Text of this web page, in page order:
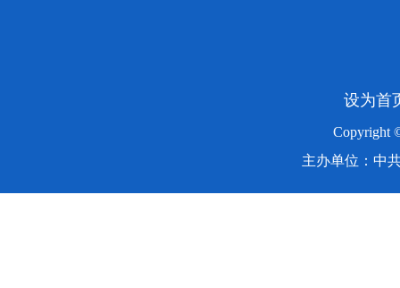
设为首
Copyright
主办单位：中